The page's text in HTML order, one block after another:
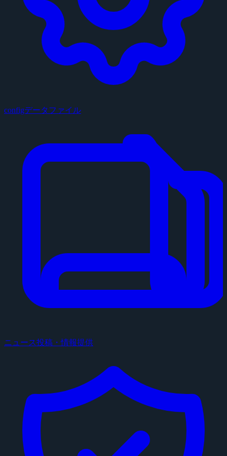
configデータファイル
ニュース投稿・情報提供